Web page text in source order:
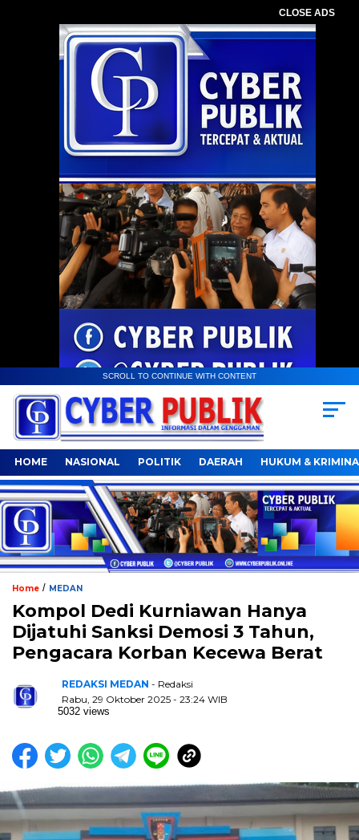
CLOSE ADS
SCROLL TO CONTINUE WITH CONTENT
HOME NASIONAL POLITIK DAERAH HUKUM &
Home / MEDAN
Kompol Dedi Kurniawan Hanya
Dijatuhi Sanksi Demosi 3 Tahun,
Pengacara Korban Kecewa Berat
REDAKSI MEDAN - Redaksi
Rabu, 29 Oktober 2025 - 23:24 WIB
5032 views